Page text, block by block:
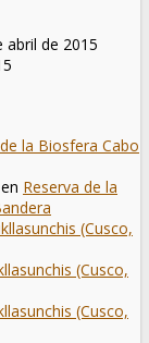
abril de 2015
la Biosfera Cabo
en Reserva de la
(Cusco,
(Cusco,
(Cusco,